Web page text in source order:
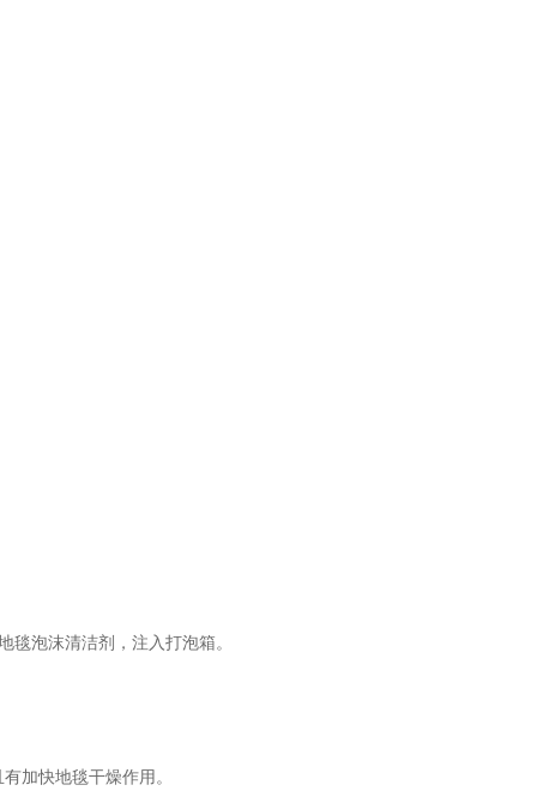
泡沫清洁剂，注入打泡箱。
加快地毯干燥作用。